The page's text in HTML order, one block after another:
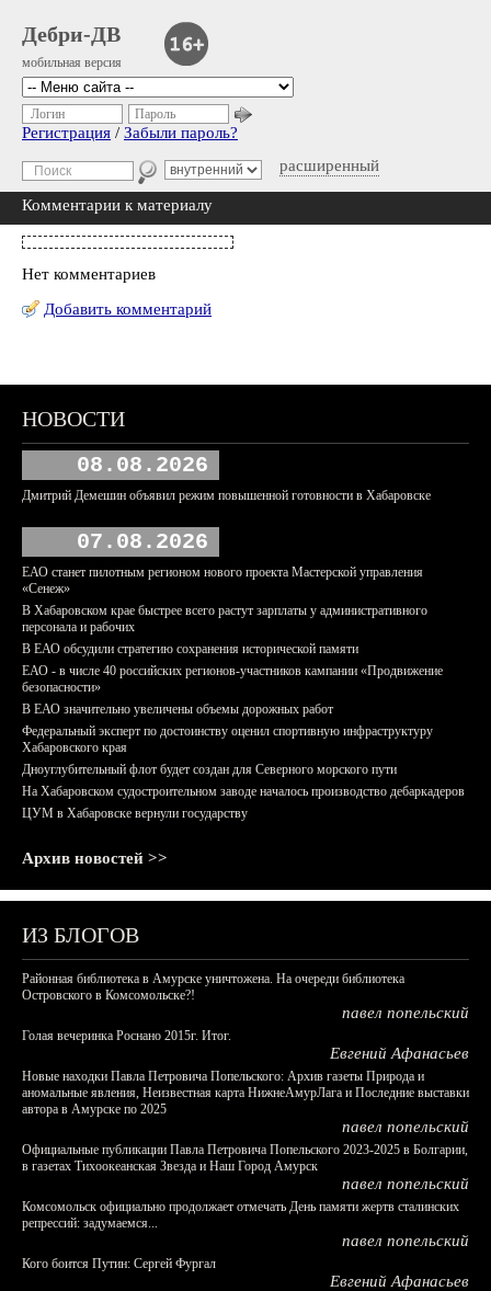
Дебри-ДВ
мобильная версия
расширенный
Логин Пароль
Регистрация / Забыли пароль?
Комментарии к материалу
Нет комментариев
Добавить комментарий
НОВОСТИ
08.08.2026
Дмитрий Демешин объявил режим повышенной готовности в Хабаровске
07.08.2026
ЕАО станет пилотным регионом нового проекта Мастерской управления
«Сенеж»
В Хабаровском крае быстрее всего растут зарплаты у административного
персонала и рабочих
В ЕАО обсудили стратегию сохранения исторической памяти
ЕАО - в числе 40 российских регионов-участников кампании «Продвижение
безопасности»
В ЕАО значительно увеличены объемы дорожных работ
Федеральный эксперт по достоинству оценил спортивную инфраструктуру
Хабаровского края
Дноуглубительный флот будет создан для Северного морского пути
На Хабаровском судостроительном заводе началось производство дебаркадеров
ЦУМ в Хабаровске вернули государству
Архив новостей >>
ИЗ БЛОГОВ
Районная библиотека в Амурске уничтожена. На очереди библиотека
Островского в Комсомольске?!
павел попельский
Голая вечеринка Роснано 2015г. Итог.
Евгений Афанасьев
Новые находки Павла Петровича Попельского: Архив газеты Природа и
аномальные явления, Неизвестная карта НижнеАмурЛага и Последние выставки
автора в Амурске по 2025
павел попельский
Официальные публикации Павла Петровича Попельского 2023-2025 в Болгарии,
в газетах Тихоокеанская Звезда и Наш Город Амурск
павел попельский
Комсомольск официально продолжает отмечать День памяти жертв сталинских
репрессий: задумаемся...
павел попельский
Кого боится Путин: Сергей Фургал
Евгений Афанасьев